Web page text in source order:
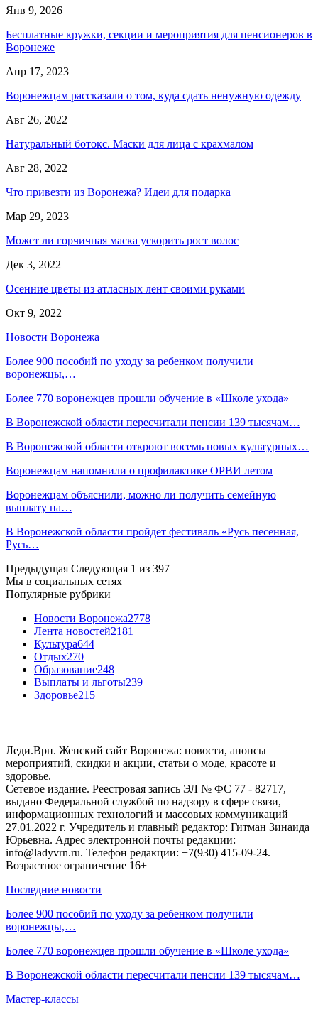
Янв 9, 2026
Бесплатные кружки, секции и мероприятия для пенсионеров в
Воронеже
Апр 17, 2023
Воронежцам рассказали о том, куда сдать ненужную одежду
Авг 26, 2022
Натуральный ботокс. Маски для лица с крахмалом
Авг 28, 2022
Что привезти из Воронежа? Идеи для подарка
Мар 29, 2023
Может ли горчичная маска ускорить рост волос
Дек 3, 2022
Осенние цветы из атласных лент своими руками
Окт 9, 2022
Новости Воронежа
Более 900 пособий по уходу за ребенком получили
воронежцы,…
Более 770 воронежцев прошли обучение в «Школе ухода»
В Воронежской области пересчитали пенсии 139 тысячам…
В Воронежской области откроют восемь новых культурных…
Воронежцам напомнили о профилактике ОРВИ летом
Воронежцам объяснили, можно ли получить семейную
выплату на…
В Воронежской области пройдет фестиваль «Русь песенная,
Русь…
Предыдущая Следующая 1 из 397
Мы в социальных сетях
Популярные рубрики
Новости Воронежа2778
Лента новостей2181
Культура644
Отдых270
Образование248
Выплаты и льготы239
Здоровье215
Леди.Врн. Женский сайт Воронежа: новости, анонсы
мероприятий, скидки и акции, статьи о моде, красоте и
здоровье.
Сетевое издание. Реестровая запись ЭЛ № ФС 77 - 82717,
выдано Федеральной службой по надзору в сфере связи,
информационных технологий и массовых коммуникаций
27.01.2022 г. Учредитель и главный редактор: Гитман Зинаида
Юрьевна. Адрес электронной почты редакции:
info@ladyvrn.ru. Телефон редакции: +7(930) 415-09-24.
Возрастное ограничение 16+
Последние новости
Более 900 пособий по уходу за ребенком получили
воронежцы,…
Более 770 воронежцев прошли обучение в «Школе ухода»
В Воронежской области пересчитали пенсии 139 тысячам…
Мастер-классы